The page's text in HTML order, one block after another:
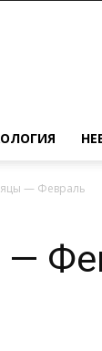
— Февраль